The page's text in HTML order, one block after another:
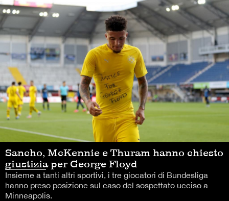
Sancho, McKennie e Thuram hanno chiesto
giustizia per George Floyd
Insieme a tanti altri sportivi, i tre giocatori di Bundesliga
hanno preso posizione sul caso del sospettato ucciso a
Minneapolis.